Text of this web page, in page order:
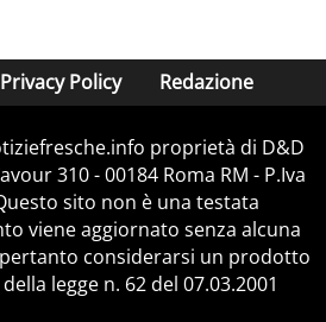
Privacy Policy Redazione
proprietà di D&D
310 - 00184 Roma RM - P.Iva
sito non è una testata
viene aggiornato senza alcuna
considerarsi un prodotto
legge n. 62 del 07.03.2001